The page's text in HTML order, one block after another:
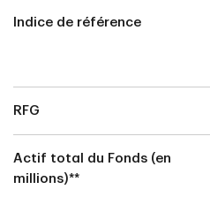
Indice de référence
RFG
Actif total du Fonds (en
millions)**